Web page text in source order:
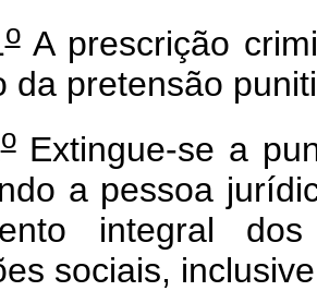
oA prescrição
da pretensão
oExtingue-se a
a pessoa
integral
sociais,